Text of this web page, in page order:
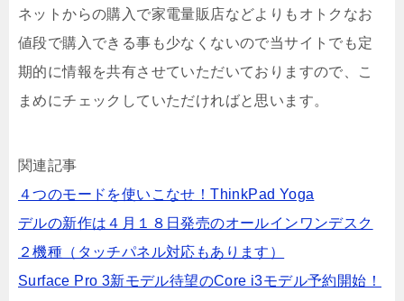
ネットからの購入で家電量販店などよりもオトクなお
値段で購入できる事も少なくないので当サイトでも定
期的に情報を共有させていただいておりますので、こ
まめにチェックしていただければと思います。
関連記事
４つのモードを使いこなせ！ThinkPad Yoga
デルの新作は４月１８日発売のオールインワンデスク
２機種（タッチパネル対応もあります）
Surface Pro 3新モデル待望のCore i3モデル予約開始！